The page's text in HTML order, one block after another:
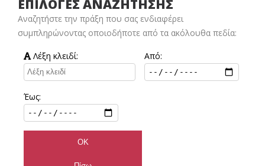
ΕΠΙΛΟΓΕΣ ΑΝΑΖΗΤΗΣΗΣ
Αναζητήστε την πράξη που σας ενδιαφέρει
συμπληρώνοντας οποιοδήποτε από τα ακόλουθα πεδία:
Λέξη κλειδί: Από:
Έως: